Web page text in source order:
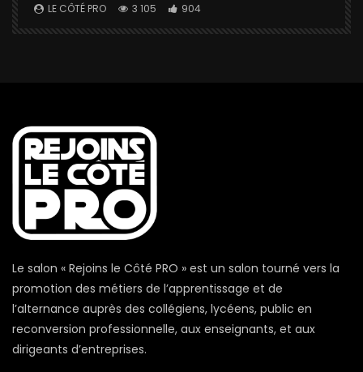
LE CÔTÉ PRO 3 105 904
Le salon « Rejoins le Côté PRO » est un salon tourné vers la
promotion des métiers de l’apprentissage et de
l’alternance auprès des collégiens, lycéens, public en
reconversion professionnelle, aux enseignants, et aux
dirigeants d’entreprises.